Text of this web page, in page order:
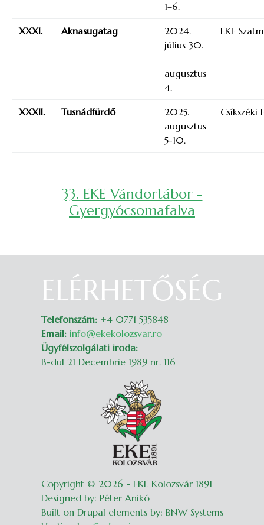
1–6.
XXXI. Aknasugatag
2024.
július 30.
–
augusztus
4.
EKE
XXXII. Tusnádfürdő
2025.
augusztus
5-10.
Csíkszéki
33. EKE Vándortábor -
Gyergyócsomafalva
ELÉRHETŐSÉG
Telefonszám: +4 0771 535848
Email: info@ekekolozsvar.ro
Ügyfélszolgálati iroda:
B-dul 21 Decembrie 1989 nr. 116
Copyright © 2026 - EKE Kolozsvár 1891
Designed by: Péter Anikó
Built on Drupal elements by: BNW Systems